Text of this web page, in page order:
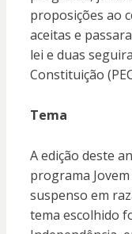
proposições ao
aceitas e
lei e duas
Constituição
Tema
A edição deste
programa
suspenso em
tema escolhido